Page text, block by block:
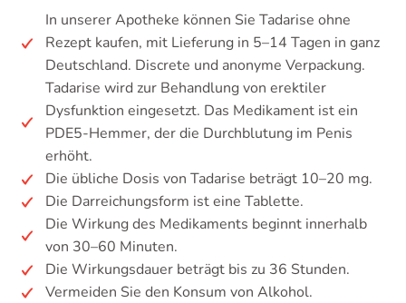
In unserer Apotheke können Sie Tadarise ohne
Rezept kaufen, mit Lieferung in 5–14 Tagen in ganz
Deutschland. Discrete und anonyme Verpackung.
Tadarise wird zur Behandlung von erektiler
Dysfunktion eingesetzt. Das Medikament ist ein
PDE5-Hemmer, der die Durchblutung im Penis
erhöht.
Die übliche Dosis von Tadarise beträgt 10–20 mg.
Die Darreichungsform ist eine Tablette.
Die Wirkung des Medikaments beginnt innerhalb
von 30–60 Minuten.
Die Wirkungsdauer beträgt bis zu 36 Stunden.
Vermeiden Sie den Konsum von Alkohol.